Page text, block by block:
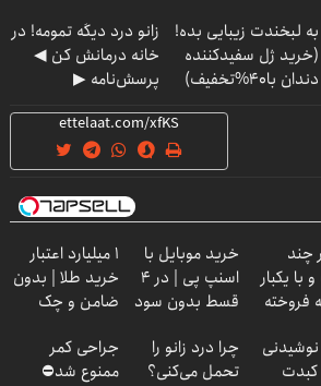
به لبخندت زیبایی بده!
(خرید ژل سفیدکننده
دندان با40%تخفیف)
زانو درد دیگه تمومه! در
خانه درمانش کن ◀
پرسش‌نامه ▶
چند
با یکبار
فروخته
خرید موبایل با
اسنپ پی | در ۴
قسط بدون سود
۱ میلیارد اعتبار
خرید طلا | بدون
ضامن و چک
نوشیدنی
کبدت
چرا درد زانو را
تحمل می‌کنی؟
جراحی کمر
ممنوع شد⛔